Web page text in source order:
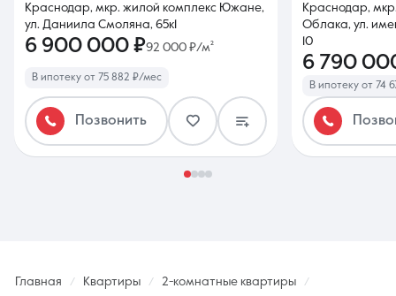
Краснодар, мкр. жилой комплекс Южане,
ул. Даниила Смоляна, 65к1
6 900 000 ₽92 000 ₽/м²
В ипотеку от 75 882 ₽/мес
Позвонить
Краснодар,
Облака, ул.
10
6 790
В ипотеку от 74
Главная Квартиры 2-комнатные квартиры